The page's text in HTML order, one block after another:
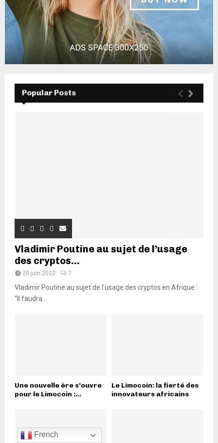
Popular Posts
Vladimir Poutine au sujet de l’usage
des cryptos...
20 juin 2022 7
Vladimir Poutine au sujet de l’usage des cryptos en Afrique :
“Il faudra...
Une nouvelle ère s’ouvre
pour le Limocoin :...
Le Limocoin: la fierté des
innovateurs africains
French